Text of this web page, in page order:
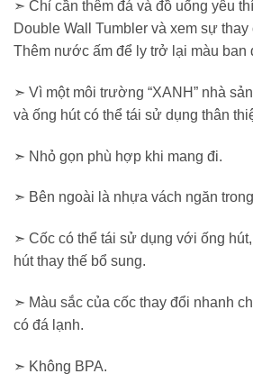
➣ Chỉ cần thêm đá và đồ uống yêu
Double Wall Tumbler và xem sự thay
Thêm nước ấm để ly trở lại màu ban
➣ Vì một môi trường “XANH” nhà
và ống hút có thể tái sử dụng thân
➣ Nhỏ gọn phù hợp khi mang đi.
➣ Bên ngoài là nhựa vách ngăn
➣ Cốc có thể tái sử dụng với ống
hút thay thế bổ sung.
➣ Màu sắc của cốc thay đổi nhanh
có đá lạnh.
➣ Không BPA.